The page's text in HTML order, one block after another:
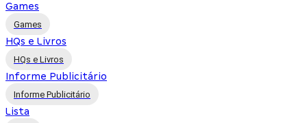
Games
Games
HQs e Livros
HQs e Livros
Informe Publicitário
Informe Publicitário
Lista